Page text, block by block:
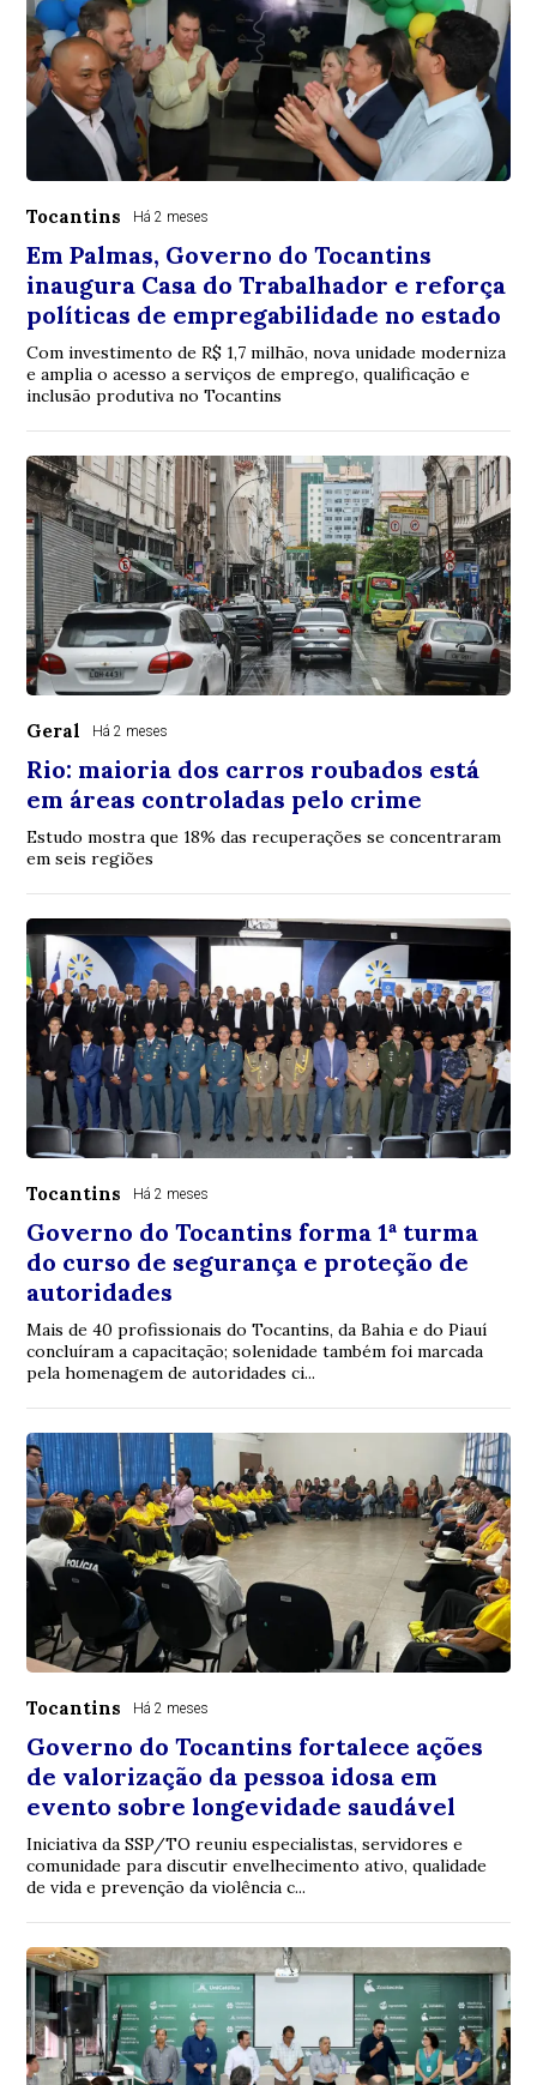
Tocantins Há 2 meses
Em Palmas, Governo do Tocantins
inaugura Casa do Trabalhador e reforça
políticas de empregabilidade no estado
Com investimento de R$ 1,7 milhão, nova unidade moderniza
e amplia o acesso a serviços de emprego, qualificação e
inclusão produtiva no Tocantins
Geral Há 2 meses
Rio: maioria dos carros roubados está
em áreas controladas pelo crime
Estudo mostra que 18% das recuperações se concentraram
em seis regiões
Tocantins Há 2 meses
Governo do Tocantins forma 1ª turma
do curso de segurança e proteção de
autoridades
Mais de 40 profissionais do Tocantins, da Bahia e do Piauí
concluíram a capacitação; solenidade também foi marcada
pela homenagem de autoridades ci...
Tocantins Há 2 meses
Governo do Tocantins fortalece ações
de valorização da pessoa idosa em
evento sobre longevidade saudável
Iniciativa da SSP/TO reuniu especialistas, servidores e
comunidade para discutir envelhecimento ativo, qualidade
de vida e prevenção da violência c...